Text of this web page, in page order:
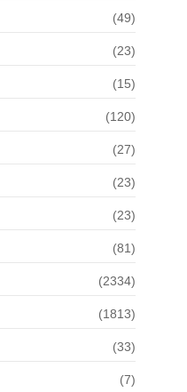
(49)
(23)
(15)
(120)
(27)
(23)
(23)
(81)
(2334)
(1813)
(33)
(7)